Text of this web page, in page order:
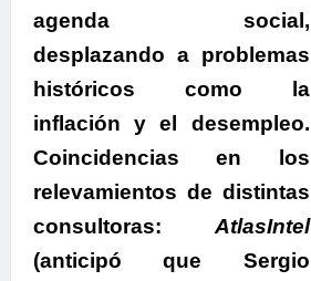
agenda social,
desplazando a problemas
históricos como la
inflación y el desempleo.
Coincidencias en los
relevamientos de distintas
consultoras:
AtlasIntel
(anticipó que Sergio